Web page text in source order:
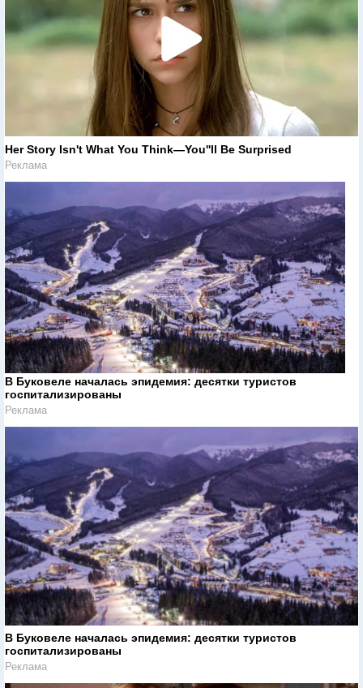
Her Story Isn't What You Think—You''ll Be Surprised
Реклама
В Буковеле началась эпидемия: десятки туристов
госпитализированы
Реклама
В Буковеле началась эпидемия: десятки туристов
госпитализированы
Реклама